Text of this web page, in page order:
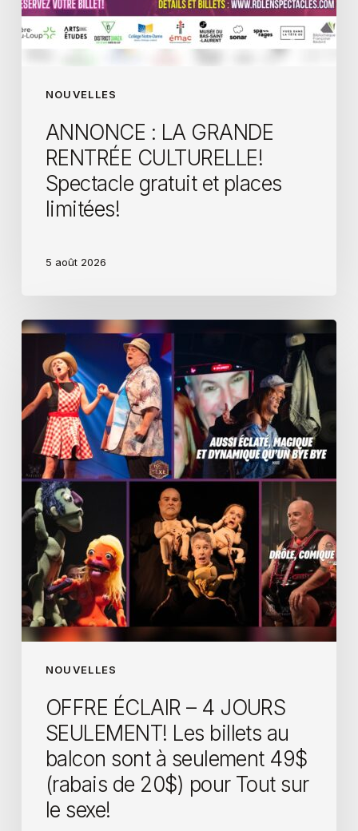
NOUVELLES
ANNONCE : LA GRANDE
RENTRÉE CULTURELLE!
Spectacle gratuit et places
limitées!
5 août 2026
NOUVELLES
OFFRE ÉCLAIR – 4 JOURS
SEULEMENT! Les billets au
balcon sont à seulement 49$
(rabais de 20$) pour Tout sur
le sexe!